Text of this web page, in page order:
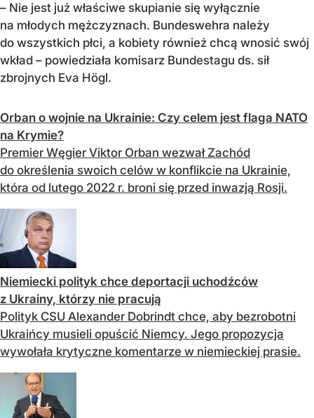
– Nie jest już właściwe skupianie się wyłącznie
na młodych mężczyznach. Bundeswehra należy
do wszystkich płci, a kobiety również chcą wnosić swój
wkład – powiedziała komisarz Bundestagu ds. sił
zbrojnych Eva Högl.
Orban o wojnie na Ukrainie: Czy celem jest flaga NATO
na Krymie?
Premier Węgier Viktor Orban wezwał Zachód
do określenia swoich celów w konflikcie na Ukrainie,
która od lutego 2022 r. broni się przed inwazją Rosji.
Niemiecki polityk chce deportacji uchodźców
z Ukrainy, którzy nie pracują
Polityk CSU Alexander Dobrindt chce, aby bezrobotni
Ukraińcy musieli opuścić Niemcy. Jego propozycja
wywołała krytyczne komentarze w niemieckiej prasie.